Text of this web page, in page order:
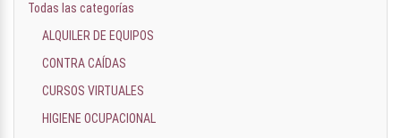
Todas las categorías
ALQUILER DE EQUIPOS
CONTRA CAÍDAS
CURSOS VIRTUALES
HIGIENE OCUPACIONAL